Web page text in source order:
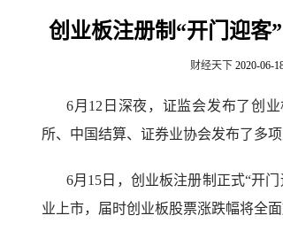
创业板注册制“开门迎客
财经天下 2020-06-
6月12日深夜，证监会发布了创
所、中国结算、证券业协会发布了多
6月15日，创业板注册制正式“开
业上市，届时创业板股票涨跌幅将全面